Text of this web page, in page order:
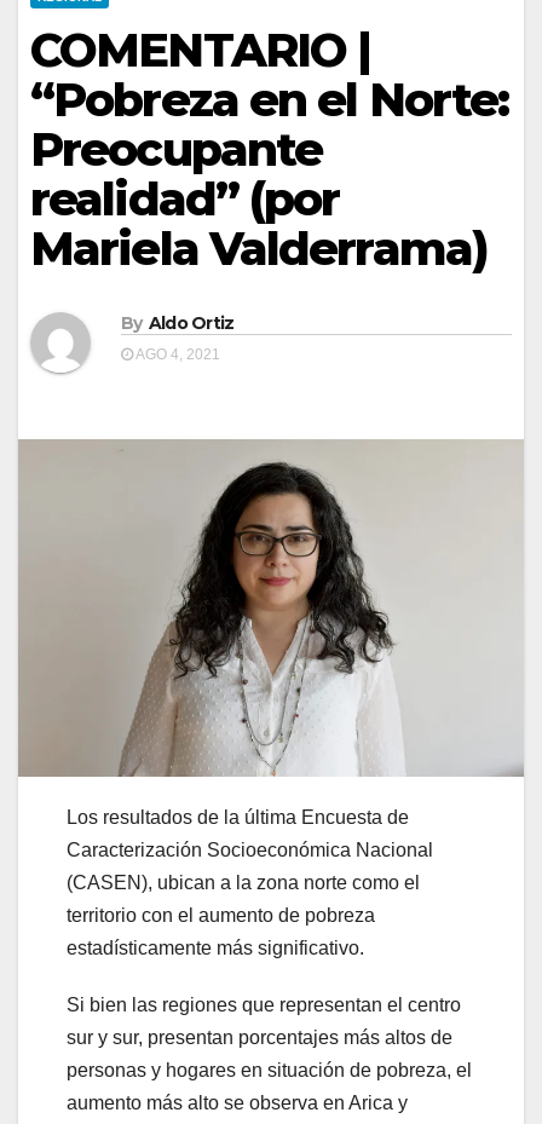
COMENTARIO |
“Pobreza en el Norte:
Preocupante
realidad” (por
Mariela Valderrama)
By Aldo Ortiz
AGO 4, 2021
Los resultados de la última Encuesta de
Caracterización Socioeconómica Nacional
(CASEN), ubican a la zona norte como el
territorio con el aumento de pobreza
estadísticamente más significativo.
Si bien las regiones que representan el centro
sur y sur, presentan porcentajes más altos de
personas y hogares en situación de pobreza, el
aumento más alto se observa en Arica y